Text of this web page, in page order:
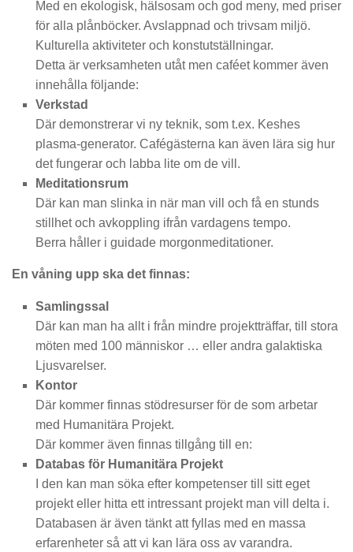
Med en ekologisk, hälsosam och god meny, med priser
för alla plånböcker. Avslappnad och trivsam miljö.
Kulturella aktiviteter och konstutställningar.
Detta är verksamheten utåt men caféet kommer även
innehålla följande:
Verkstad
Där demonstrerar vi ny teknik, som t.ex. Keshes
plasma-generator. Cafégästerna kan även lära sig hur
det fungerar och labba lite om de vill.
Meditationsrum
Där kan man slinka in när man vill och få en stunds
stillhet och avkoppling ifrån vardagens tempo.
Berra håller i guidade morgonmeditationer.
En våning upp ska det finnas:
Samlingssal
Där kan man ha allt i från mindre projektträffar, till stora
möten med 100 människor … eller andra galaktiska
Ljusvarelser.
Kontor
Där kommer finnas stödresurser för de som arbetar
med Humanitära Projekt.
Där kommer även finnas tillgång till en:
Databas för Humanitära Projekt
I den kan man söka efter kompetenser till sitt eget
projekt eller hitta ett intressant projekt man vill delta i.
Databasen är även tänkt att fyllas med en massa
erfarenheter så att vi kan lära oss av varandra.